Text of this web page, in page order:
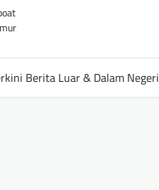
Berita Luar & Dalam Negeri